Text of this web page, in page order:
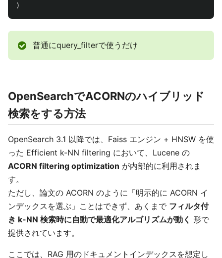
)
普通にquery_filterで使うだけ
OpenSearchでACORNのハイブリッド
検索をする方法
OpenSearch 3.1 以降では、Faiss エンジン + HNSW を使
った Efficient k-NN filtering において、Lucene の
ACORN filtering optimization が内部的に利用されま
す。
ただし、論文の ACORN のように「明示的に ACORN イ
ンデックスを選ぶ」ことはできず、あくまで フィルタ付
き k-NN 検索時に自動で最適化アルゴリズムが動く 形で
提供されています。
ここでは、RAG 用のドキュメントインデックスを想定し